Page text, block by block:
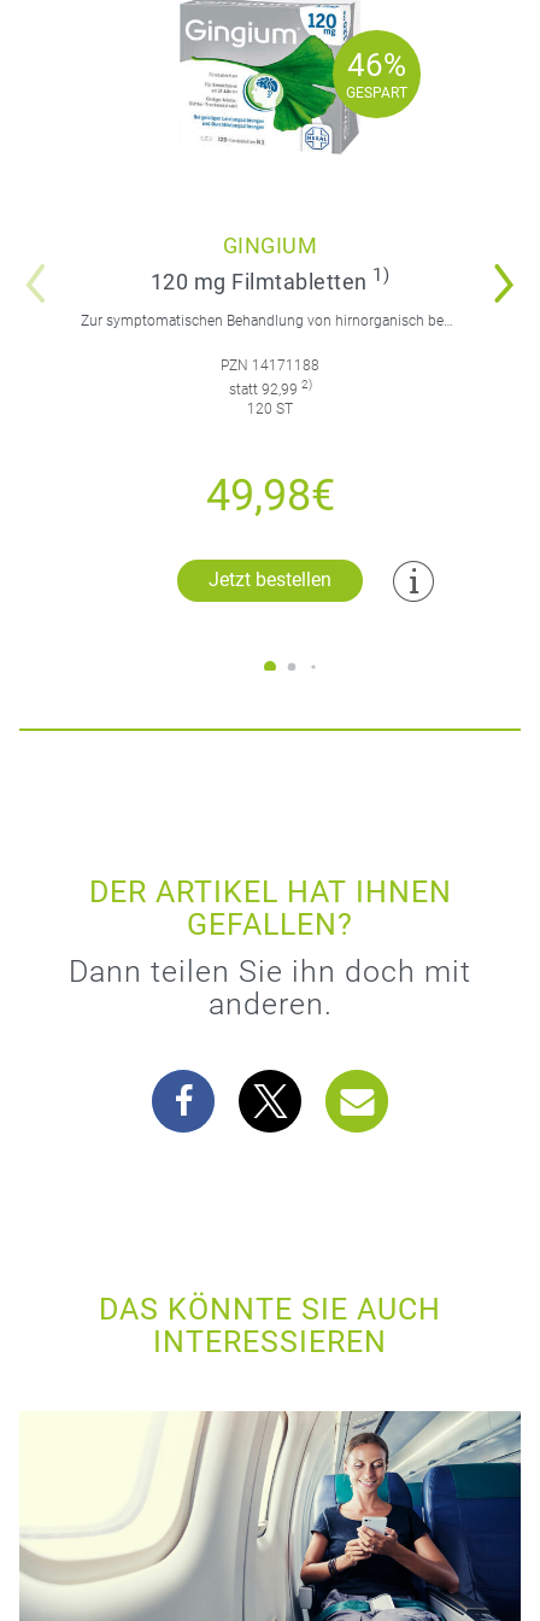
46%
GESPART
46%
GESPART
GINGIUM
120 mg Filmtabletten 1)
Zur symptomatischen Behandlung von hirnorganisch bedingten geistigen Leistungseinbußen.
PZN 14171188
statt 92,99 2)
120 ST
49,98€
Jetzt bestellen
DER ARTIKEL HAT IHNEN
GEFALLEN?
Dann teilen Sie ihn doch mit
anderen.
DAS KÖNNTE SIE AUCH
INTERESSIEREN